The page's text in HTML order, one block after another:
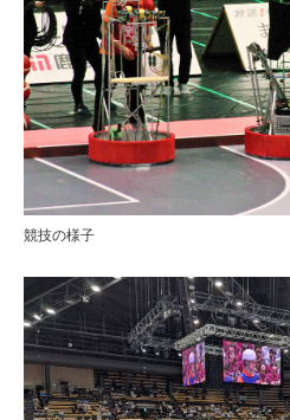
競技の様子